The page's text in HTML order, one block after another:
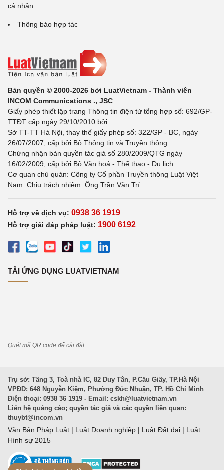
cá nhân
Thông báo hợp tác
Bản quyền © 2000-2026 bởi LuatVietnam - Thành viên
INCOM Communications ., JSC
Giấy phép thiết lập trang Thông tin điện tử tổng hợp số: 692/GP-
TTĐT cấp ngày 29/10/2010 bởi
Sở TT-TT Hà Nội, thay thế giấy phép số: 322/GP - BC, ngày
26/07/2007, cấp bởi Bộ Thông tin và Truyền thông
Chứng nhận bản quyền tác giả số 280/2009/QTG ngày
16/02/2009, cấp bởi Bộ Văn hoá - Thể thao - Du lịch
Cơ quan chủ quản: Công ty Cổ phần Truyền thông Luật Việt
Nam. Chịu trách nhiệm: Ông Trần Văn Trí
Hỗ trợ về dịch vụ: 0938 36 1919
Hỗ trợ giải đáp pháp luật: 1900 6192
TẢI ỨNG DỤNG LUATVIETNAM
Quét mã QR code để cài đặt
Trụ sở: Tầng 3, Toà nhà IC, 82 Duy Tân, P.Cầu Giấy, TP.Hà Nội
VPĐD: 648 Nguyễn Kiệm, Phường Đức Nhuận, TP. Hồ Chí Minh
Điện thoại: 0938 36 1919 - Email: cskh@luatvietnam.vn
Liên hệ quảng cáo; quyền tác giả và các quyền liên quan:
thuybt@incom.vn
Văn Bản Pháp Luật | Luật Doanh nghiệp | Luật Đất đai | Luật
Hình sự 2015